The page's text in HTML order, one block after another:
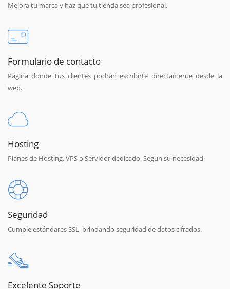
Mejora tu marca y haz que tu tienda sea profesional.
Formulario de contacto
Página donde tus clientes podrán escribirte directamente desde la
web.
Hosting
Planes de Hosting, VPS o Servidor dedicado. Segun su necesidad.
Seguridad
Cumple estándares SSL, brindando seguridad de datos cifrados.
Excelente Soporte